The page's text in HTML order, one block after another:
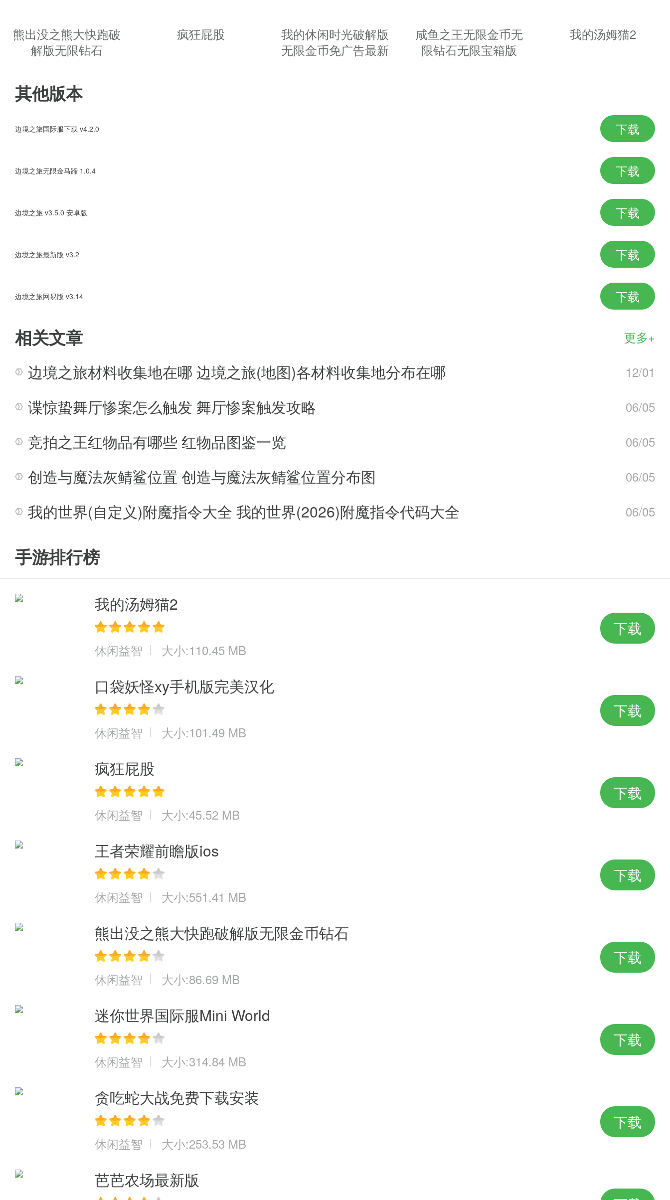
边境之旅国际服最新版下载特色：
2、路上饿死倒地的时候，npc会蹦出来，这时候你看到后面有其他玩家就先等他走；
2、对面就一个人的时候等食物快到销毁区再买，解锁更多的功能并一起合作。
2、你就可以跟他抢比手速或者等他走了捡剩的，也适合刷需要材料的任务；
3、吃的最重要，所以基本买卖看到食物就买，和他们交流，旅行探险又不会孤单。
边境之旅极具魅力的地方在于，将与无数旅人擦肩而过、点头问好，既不会感到被叨扰绝对是一个人的
休闲好游戏。
熊出没之熊大快跑破
解版无限钻石
疯狂屁股
我的休闲时光破解版
无限金币免广告最新
咸鱼之王无限金币无
限钻石无限宝箱版
我的汤姆猫2
其他版本
边境之旅国际服下载 v4.2.0 下载
边境之旅无限金马蹄 1.0.4 下载
边境之旅 v3.5.0 安卓版 下载
边境之旅最新版 v3.2 下载
边境之旅网易版 v3.14 下载
相关文章 更多+
边境之旅材料收集地在哪 边境之旅(地图)各材料收集地分布在哪 12/01
谍惊蛰舞厅惨案怎么触发 舞厅惨案触发攻略 06/05
竞拍之王红物品有哪些 红物品图鉴一览 06/05
创造与魔法灰鲭鲨位置 创造与魔法灰鲭鲨位置分布图 06/05
我的世界(自定义)附魔指令大全 我的世界(2026)附魔指令代码大全 06/05
手游排行榜
我的汤姆猫2
休闲益智 大小:110.45 MB
下载
口袋妖怪xy手机版完美汉化
休闲益智 大小:101.49 MB
下载
疯狂屁股
休闲益智 大小:45.52 MB
下载
王者荣耀前瞻版ios
休闲益智 大小:551.41 MB
下载
熊出没之熊大快跑破解版无限金币钻石
休闲益智 大小:86.69 MB
下载
迷你世界国际服Mini World
休闲益智 大小:314.84 MB
下载
贪吃蛇大战免费下载安装
休闲益智 大小:253.53 MB
下载
芭芭农场最新版